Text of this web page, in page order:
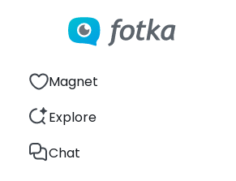
Magnet
Explore
Chat